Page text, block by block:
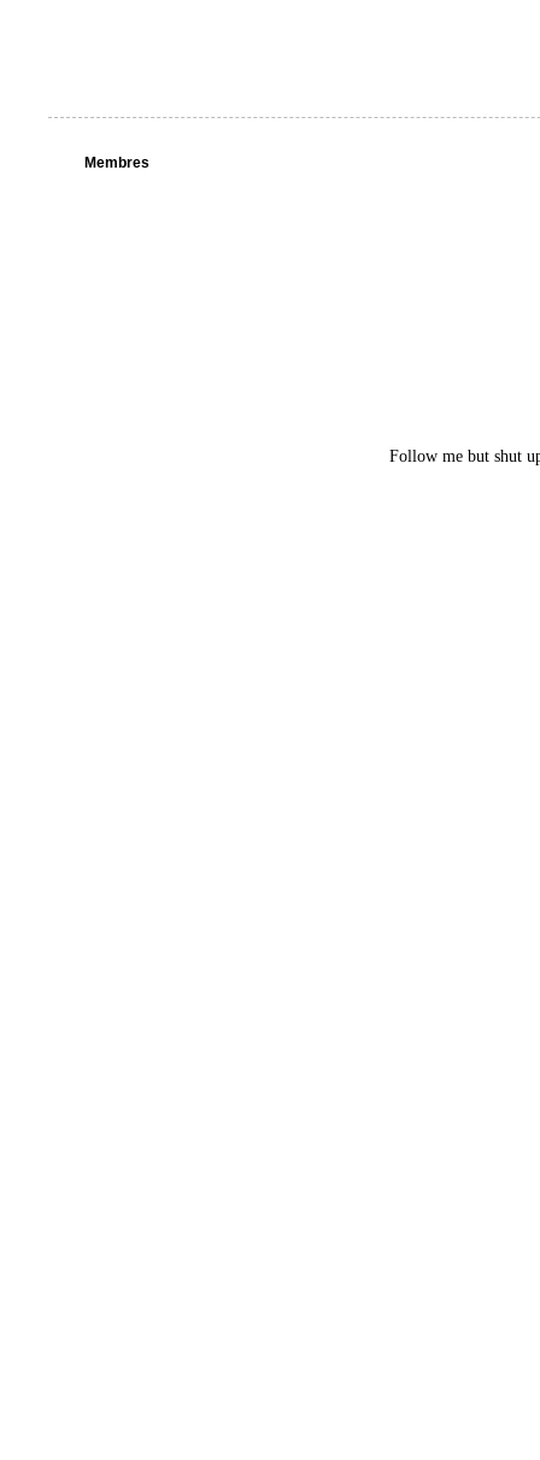
Membres
Follow me but shut